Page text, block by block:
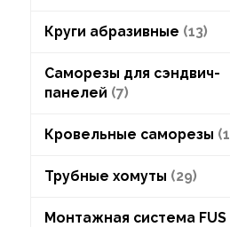
Круги абразивные 13
Саморезы для сэндвич-
панелей 7
Кровельные саморезы 1
Трубные хомуты 29
Монтажная система FUS